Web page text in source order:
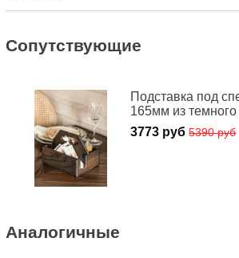
Cопутствующие
Подставка под
165мм из темного
3773 руб5390 руб
Аналогичные